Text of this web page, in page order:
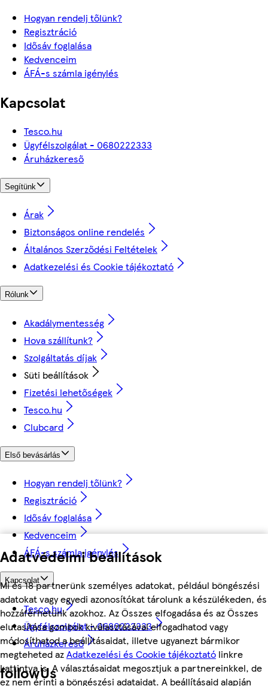
Adatvédelmi beállítások
Mi és 18 partnerünk személyes adatokat, például böngészési
adatokat vagy egyedi azonosítókat tárolunk a készülékeden, és
hozzáférhetünk azokhoz. Az Összes elfogadása és az Összes
elutasítása gombok kiválasztásával elfogadhatod vagy
módosíthatod a beállításaidat, illetve ugyanezt bármikor
megteheted azAdatkezelési és Cookie tájékoztató linkre
kattintva is. A választásaidat megosztjuk a partnereinkkel, de
ez nem érinti a böngészési adataidat. A beállításaid alapján
Hogyan rendelj tőlünk?
Regisztráció
Idősáv foglalása
Kedvenceim
ÁFÁ-s számla igénylés
Kapcsolat
Tesco.hu
Ügyfélszolgálat - 0680222333
Áruházkereső
Segítünk
Árak
Biztonságos online rendelés
Általános Szerződési Feltételek
Adatkezelési és Cookie tájékoztató
Rólunk
Akadálymentesség
Hova szállítunk?
Szolgáltatás díjak
Süti beállítások
Fizetési lehetőségek
Tesco.hu
Clubcard
Első bevásárlás
Hogyan rendelj tőlünk?
Regisztráció
Idősáv foglalása
Kedvenceim
ÁFÁ-s számla igénylés
Kapcsolat
Tesco.hu
Ügyfélszolgálat - 0680222333
Áruházkereső
followUs